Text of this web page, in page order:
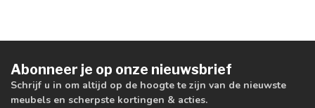
Abonneer je op onze nieuwsbrief
Schrijf u in om altijd op de hoogte te zijn van de nieuwste
meubels en scherpste kortingen & acties.